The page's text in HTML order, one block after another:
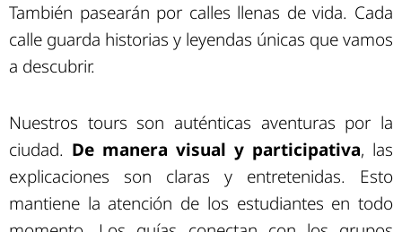
También pasearán por calles llenas de vida. Cada
calle guarda historias y leyendas únicas que vamos
a descubrir.
Nuestros tours son auténticas aventuras por la
ciudad. De manera visual y participativa, las
explicaciones son claras y entretenidas. Esto
mantiene la atención de los estudiantes en todo